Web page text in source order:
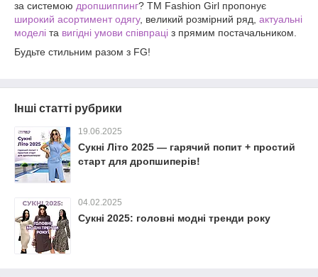
за системою дропшиппинг? ТМ Fashion Girl пропонує
широкий асортимент одягу, великий розмірний ряд, актуальні
моделі та вигідні умови співпраці з прямим постачальником.
Будьте стильним разом з FG!
Інші статті рубрики
19.06.2025
Сукні Літо 2025 — гарячий попит + простий
старт для дропшиперів!
04.02.2025
Сукні 2025: головні модні тренди року